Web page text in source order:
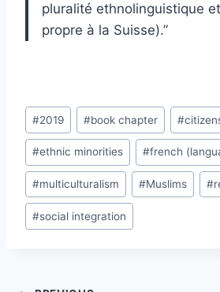
pluralité ethnolinguistique
propre à la Suisse).”
Post
Tags:
#2019 #book chapter #
#ethnic minorities #french
#multiculturalism #Muslims #
#social integration